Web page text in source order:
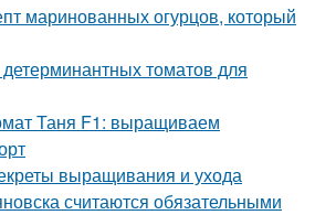
маринованных огурцов, который
томатов для
Таня F1: выращиваем
выращивания и ухода
считаются обязательными